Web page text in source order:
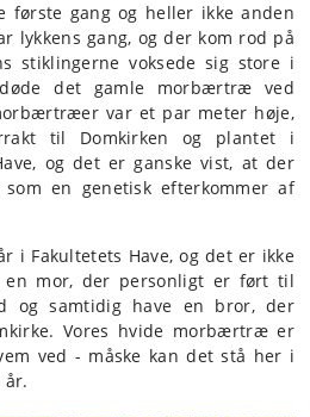
første gang og heller ikke anden
lykkens gang, og der kom rod på
stiklingerne voksede sig store i
døde det gamle morbærtræ ved
var et par meter høje,
til Domkirken og plantet i
og det er ganske vist, at der
en genetisk efterkommer af
i Fakultetets Have, og det er ikke
en mor, der personligt er ført til
og samtidig have en bror, der
Vores hvide morbærtræ er
ved - måske kan det stå her i
år.